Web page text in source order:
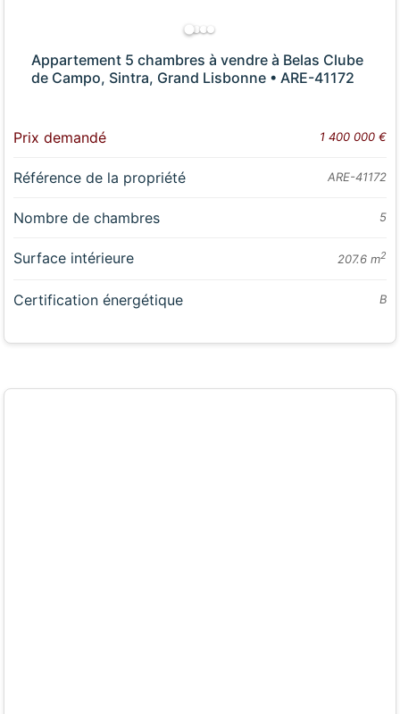
Appartement 5 chambres à vendre à Belas Clube
de Campo, Sintra, Grand Lisbonne • ARE-41172
Prix demandé 1 400 000 €
Référence de la propriété ARE-41172
Nombre de chambres 5
Surface intérieure 207.6 m2
Certification énergétique B